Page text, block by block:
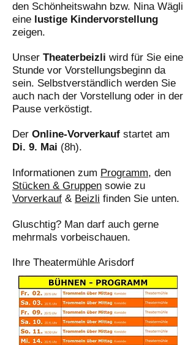
den Schönheitswahn bzw. Nina Wägli
eine lustige Kindervorstellung
zeigen.
Unser Theaterbeizli wird für Sie eine
Stunde vor Vorstellungsbeginn da
sein. Selbstverständlich werden Sie
auch nach der Vorstellung oder in der
Pause verköstigt.
Der Online-Vorverkauf startet am
Di. 9. Mai (8h).
Informationen zum Programm, den
Stücken & Gruppen sowie zu
Vorverkauf & Beizli finden Sie unten.
Gluschtig? Man darf auch gerne
mehrmals vorbeischauen.
Ihre Theatermühle Arisdorf